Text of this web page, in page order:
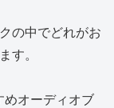
の中でどれがお
す。
オーディオブ